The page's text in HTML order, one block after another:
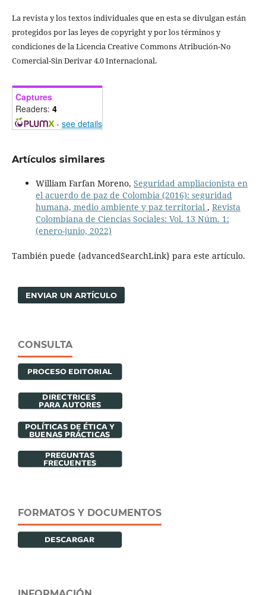
La revista y los textos individuales que en esta se divulgan están
protegidos por las leyes de copyright y por los términos y
condiciones de la Licencia Creative Commons Atribución-No
Comercial-Sin Derivar 4.0 Internacional.
Captures
Readers: 4
- see details
Artículos similares
William Farfan Moreno, Seguridad ampliacionista en
el acuerdo de paz de Colombia (2016): seguridad
humana, medio ambiente y paz territorial , Revista
Colombiana de Ciencias Sociales: Vol. 13 Núm. 1:
(enero-junio, 2022)
También puede {advancedSearchLink} para este artículo.
ENVIAR UN ARTÍCULO
CONSULTA
FORMATOS Y DOCUMENTOS